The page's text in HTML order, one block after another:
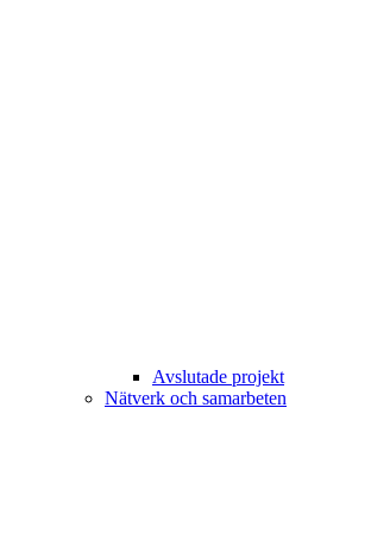
Avslutade projekt
Nätverk och samarbeten